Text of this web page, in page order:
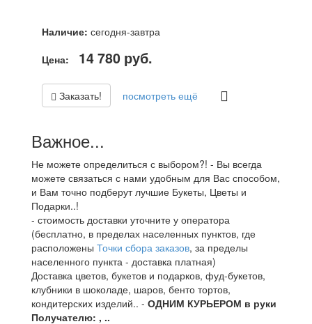
Наличие: сегодня-завтра
Цена:
14 780 руб.
Заказать! посмотреть ещё
Важное...
Не можете определиться с выбором?! - Вы всегда
можете связаться с нами удобным для Вас способом,
и Вам точно подберут лучшие Букеты, Цветы и
Подарки..!
- стоимость доставки уточните у оператора
(бесплатно, в пределах населенных пунктов, где
расположены Точки сбора заказов, за пределы
населенного пункта - доставка платная)
Доставка цветов, букетов и подарков, фуд-букетов,
клубники в шоколаде, шаров, бенто тортов,
кондитерских изделий.. - ОДНИМ КУРЬЕРОМ в руки
Получателю: , ..